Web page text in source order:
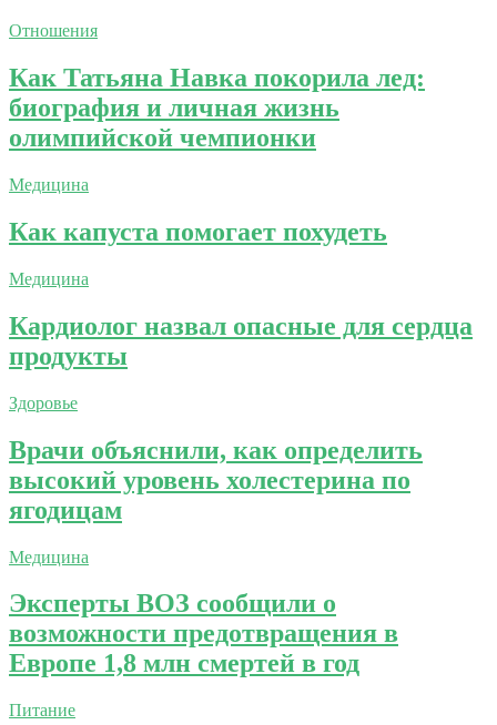
Отношения
Как Татьяна Навка покорила лед:
биография и личная жизнь
олимпийской чемпионки
Медицина
Как капуста помогает похудеть
Медицина
Кардиолог назвал опасные для сердца
продукты
Здоровье
Врачи объяснили, как определить
высокий уровень холестерина по
ягодицам
Медицина
Эксперты ВОЗ сообщили о
возможности предотвращения в
Европе 1,8 млн смертей в год
Питание